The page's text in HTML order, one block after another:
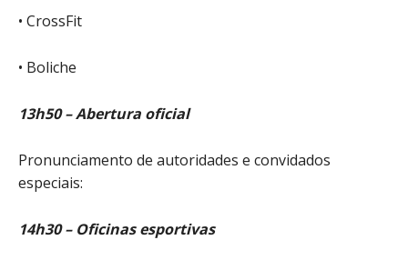
• CrossFit
• Boliche
13h50 – Abertura oficial
Pronunciamento de autoridades e convidados
especiais:
14h30 – Oficinas esportivas